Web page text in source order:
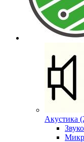
Акустика